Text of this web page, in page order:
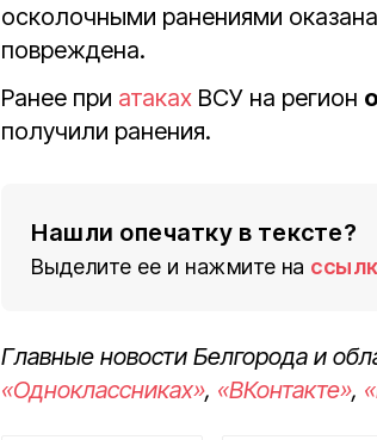
осколочными ранениями
повреждена.
Ранее при атаках ВСУ на регион
получили ранения.
Нашли опечатку в тексте?
Выделите ее и нажмите на
Главные новости Белгорода и
«Одноклассниках», «ВКонтакте»,